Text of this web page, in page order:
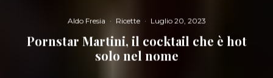
Aldo Fresia · Ricette · Luglio 20, 2023
Pornstar Martini, il cocktail che è hot
solo nel nome